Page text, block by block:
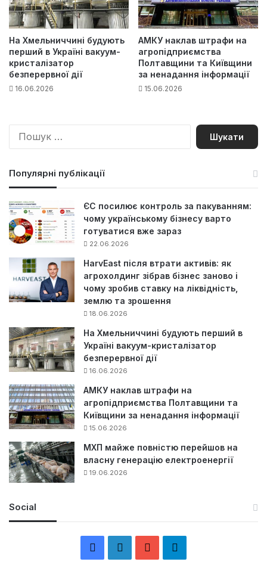
На Хмельниччині будують
перший в Україні вакуум-
кристалізатор
безперервної дії
16.06.2026
АМКУ наклав штрафи на
агропідприємства
Полтавщини та Київщини
за ненадання інформації
15.06.2026
П
Популярні публікації
ЄС посилює контроль за пакуванням:
чому українському бізнесу варто
готуватися вже зараз
22.06.2026
HarvEast після втрати активів: як
агрохолдинг зібрав бізнес заново і
чому зробив ставку на ліквідність,
землю та зрошення
18.06.2026
На Хмельниччині будують перший в
Україні вакуум-кристалізатор
безперервної дії
16.06.2026
АМКУ наклав штрафи на
агропідприємства Полтавщини та
Київщини за ненадання інформації
15.06.2026
МХП майже повністю перейшов на
власну генерацію електроенергії
19.06.2026
Social